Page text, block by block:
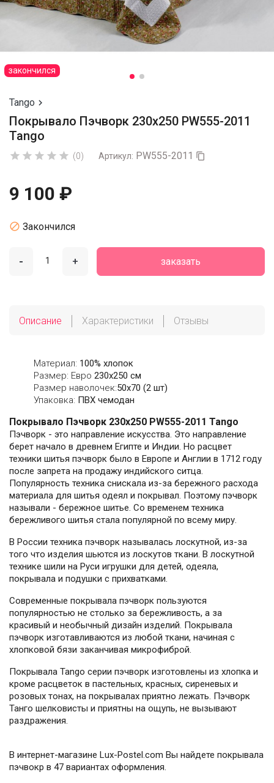
закончился
Tango 
Покрывало Пэчворк 230х250 PW555-2011
Tango
     (0) Артикул: PW555-2011 
9 100 ₽
 Закончился
- + заказать
Описание Характеристики Отзывы
Материал: 100% хлопок
Размер: Евро 230х250 см
Размер наволочек:50x70 (2 шт)
Упаковка: ПВХ чемодан
Покрывало Пэчворк 230х250 PW555-2011 Tango
Пэчворк - это направление искусства. Это направление
берет начало в древнем Египте и Индии. Но расцвет
техники шитья пэчворк было в Европе и Англии в 1712 году
после запрета на продажу индийского ситца.
Популярность техника снискала из-за бережного расхода
материала для шитья одеял и покрывал. Поэтому пэчворк
называли - бережное шитье. Со временем техника
бережливого шитья стала популярной по всему миру.
В России техника пэчворк называлась лоскутной, из-за
того что изделия шьются из лоскутов ткани. В лоскутной
технике шили на Руси игрушки для детей, одеяла,
покрывала и подушки с прихватками.
Современные покрывала пэчворк пользуются
популярностью не столько за бережливость, а за
красивый и необычный дизайн изделий. Покрывала
пэчворк изготавливаются из любой ткани, начиная с
хлопковой бязи заканчивая микрофиброй.
Покрывала Tango серии пэчворк изготовлены из хлопка и
кроме расцветок в пастельных, красных, сиреневых и
розовых тонах, на покрывалах приятно лежать. Пэчворк
Танго шелковисты и приятны на ощупь, не вызывают
раздражения.
В интернет-магазине Lux-Postel.com Вы найдете покрывала
пэчвокр в 47 вариантах оформления.